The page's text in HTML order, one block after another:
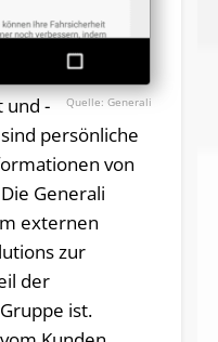
Generali
und -
persönliche
von
Generali
externen
zur
der
ist.